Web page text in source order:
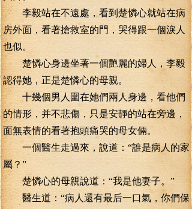
李毅站在不遠處，看到楚憐心就站在病
房外面，看著搶救室的門，哭得跟一個淚人
也似。
楚憐心身邊坐著一個艷麗的婦人，李毅
認得她，正是楚憐心的母親。
十幾個男人圍在她們兩人身邊，看他們
的情形，并不悲傷，只是安靜的站在旁邊，
面無表情的看著抱頭痛哭的母女倆。
一個醫生走過來，說道：“誰是病人的家
屬？”
楚憐心的母親說道：“我是他妻子。”
醫生道：“病人還有最后一口氣，你們保